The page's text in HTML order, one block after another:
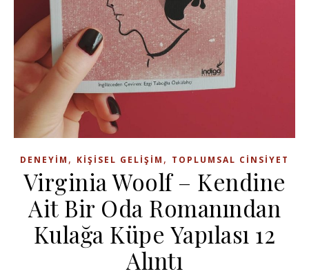
DENEYIM , KIŞISEL GELIŞIM , TOPLUMSAL CINSIYET
Virginia Woolf – Kendine
Ait Bir Oda Romanından
Kulağa Küpe Yapılası 12
Alıntı